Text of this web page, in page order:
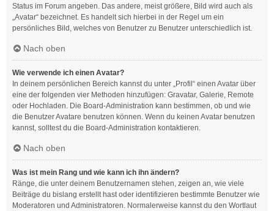
Status im Forum angeben. Das andere, meist größere, Bild wird auch als
„Avatar“ bezeichnet. Es handelt sich hierbei in der Regel um ein
persönliches Bild, welches von Benutzer zu Benutzer unterschiedlich ist.
Nach oben
Wie verwende ich einen Avatar?
In deinem persönlichen Bereich kannst du unter „Profil“ einen Avatar über
eine der folgenden vier Methoden hinzufügen: Gravatar, Galerie, Remote
oder Hochladen. Die Board-Administration kann bestimmen, ob und wie
die Benutzer Avatare benutzen können. Wenn du keinen Avatar benutzen
kannst, solltest du die Board-Administration kontaktieren.
Nach oben
Was ist mein Rang und wie kann ich ihn ändern?
Ränge, die unter deinem Benutzernamen stehen, zeigen an, wie viele
Beiträge du bislang erstellt hast oder identifizieren bestimmte Benutzer wie
Moderatoren und Administratoren. Normalerweise kannst du den Wortlaut